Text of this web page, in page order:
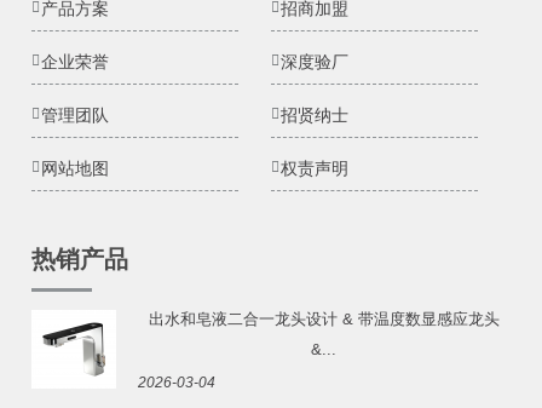
产品方案 招商加盟
企业荣誉 深度验厂
管理团队 招贤纳士
网站地图 权责声明
热销产品
出水和皂液二合一龙头设计 & 带温度数显感应龙头
&...
2026-03-04